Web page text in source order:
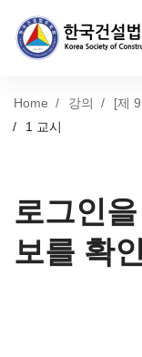
Home 강의 [제
1 교시
로그인
보를 확